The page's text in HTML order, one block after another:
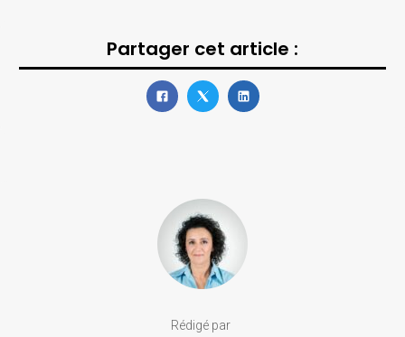
Partager cet article :
Rédigé par